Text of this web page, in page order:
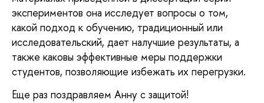
экспериментов она исследует вопросы о том,
какой подход к обучению, традиционный или
исследовательский, дает налучшие результаты, а
также каковы эффективные меры поддержки
студентов, позволяющие избежать их перегрузки.
Еще раз поздравляем Анну с защитой!